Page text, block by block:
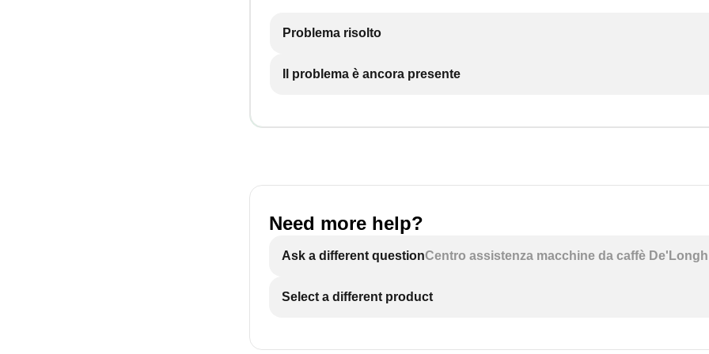
Problema risolto
Il problema è ancora presente
Need more help?
Ask a different questionCentro assistenza macchine da caffè
Select a different product